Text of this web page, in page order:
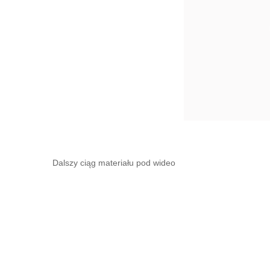
Dalszy ciąg materiału pod wideo